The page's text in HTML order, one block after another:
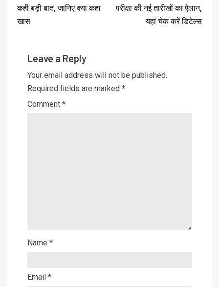
कही बड़ी बात, जानिए क्या कहा
खास
परीक्षा की नई तारीखों का ऐलान,
यहां चेक करें डिटेल्‍स
Leave a Reply
Your email address will not be published.
Required fields are marked *
Comment *
Name *
Email *